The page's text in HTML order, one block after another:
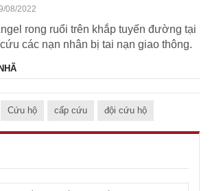
08/2022
rong ruổi trên khắp tuyến đường tại
các nạn nhân bị tai nạn giao thông.
Cứu hộ cấp cứu đội cứu hộ